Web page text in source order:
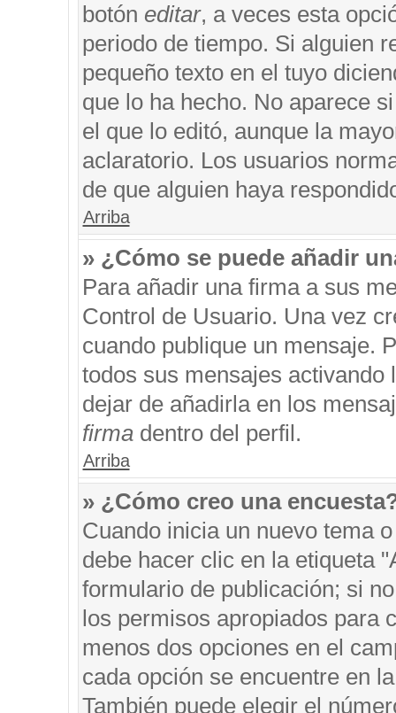
botón editar, a veces esta
periodo de tiempo. Si alguien
pequeño texto en el tuyo
que lo ha hecho. No aparece
el que lo editó, aunque la
aclaratorio. Los usuarios
de que alguien haya
Arriba
» ¿Cómo se puede añadir
Para añadir una firma a sus
Control de Usuario. Una vez
cuando publique un mensaje.
todos sus mensajes
dejar de añadirla en los
firmadentro del perfil.
Arriba
» ¿Cómo creo una
Cuando inicia un nuevo tema
debe hacer clic en la etiqueta
formulario de publicación; si
los permisos apropiados para
menos dos opciones en el
cada opción se encuentre en
También puede elegir el